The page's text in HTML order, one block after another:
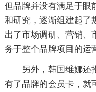
但品牌并没有满足于眼
和研究，逐渐组建起了
出了市场调研、营销、
务于整个品牌项目的运
另外，韩国维娜还
有了品牌的会员卡，就